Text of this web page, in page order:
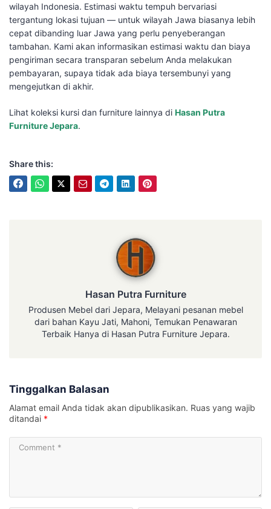
wilayah Indonesia. Estimasi waktu tempuh bervariasi
tergantung lokasi tujuan — untuk wilayah Jawa biasanya lebih
cepat dibanding luar Jawa yang perlu penyeberangan
tambahan. Kami akan informasikan estimasi waktu dan biaya
pengiriman secara transparan sebelum Anda melakukan
pembayaran, supaya tidak ada biaya tersembunyi yang
mengejutkan di akhir.
Lihat koleksi kursi dan furniture lainnya di Hasan Putra
Furniture Jepara.
Share this:
Hasan Putra Furniture
Produsen Mebel dari Jepara, Melayani pesanan mebel
dari bahan Kayu Jati, Mahoni, Temukan Penawaran
Terbaik Hanya di Hasan Putra Furniture Jepara.
Tinggalkan Balasan
Alamat email Anda tidak akan dipublikasikan. Ruas yang wajib
ditandai *